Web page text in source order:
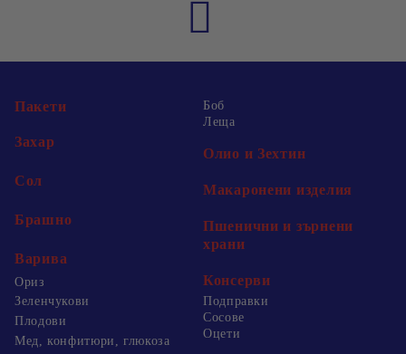
Пакети
Захар
Сол
Брашно
Варива
Ориз
Боб
Леща
Олио и Зехтин
Макаронени изделия
Пшенични и зърнени
храни
Консерви
Зеленчукови
Плодови
Мед, конфитюри, глюкоза
Подправки
Сосове
Оцети